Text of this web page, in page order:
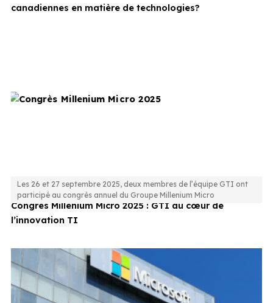
canadiennes en matière de technologies?
Congrès Millenium Micro 2025 : GTI au cœur de
l’innovation TI
Les 26 et 27 septembre 2025, deux membres de l’équipe GTI ont
participé au congrès annuel du Groupe Millenium Micro